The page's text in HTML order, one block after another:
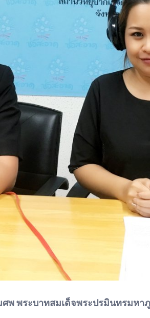
พ พระบาทสมเด็จพระปรมินทรมห